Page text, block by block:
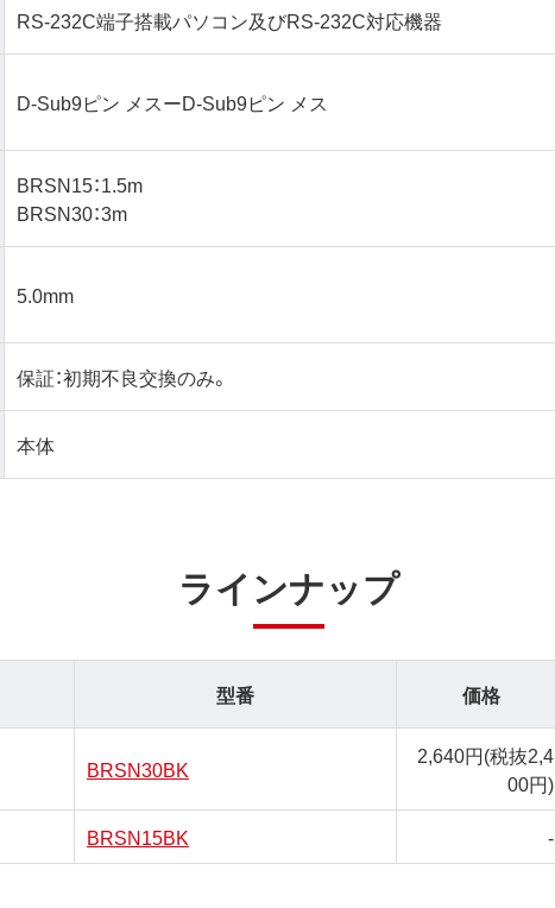
RS-232C端子搭載パソコン及びRS-232C対応機器
D-Sub9ピン メスーD-Sub9ピン メス
BRSN15：1.5m
BRSN30：3m
5.0mm
保証：初期不良交換のみ。
本体
ラインナップ
型番 価格
BRSN30BK 2,640円(税抜2,4
00円)
BRSN15BK -